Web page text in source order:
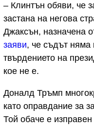
– Клинтън обяви, че
застана на негова
Джаксън, назначена
заяви, че съдът няма
твърдението на
кое не е.
Доналд Тръмп
като оправдание за
Той обаче е